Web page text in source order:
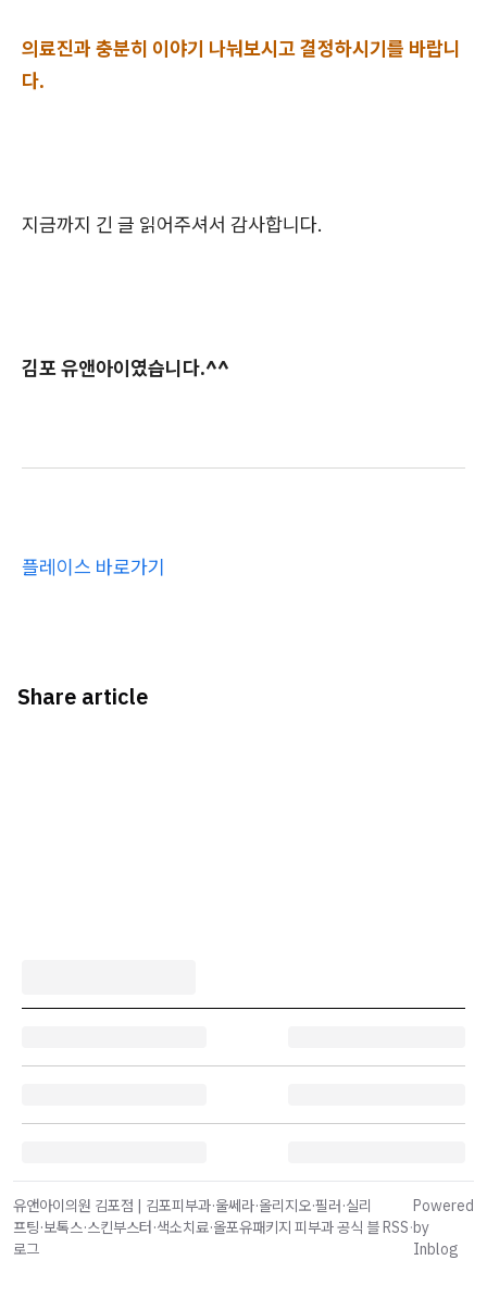
의료진과 충분히 이야기 나눠보시고 결정하시기를 바랍니
다.
지금까지 긴 글 읽어주셔서 감사합니다.
김포 유앤아이였습니다.^^
플레이스 바로가기
Share article
유앤아이의원 김포점 | 김포피부과·울쎄라·올리지오·필러·실리
프팅·보톡스·스킨부스터·색소치료·올포유패키지 피부과 공식 블
로그
RSS·
Powered
by
Inblog